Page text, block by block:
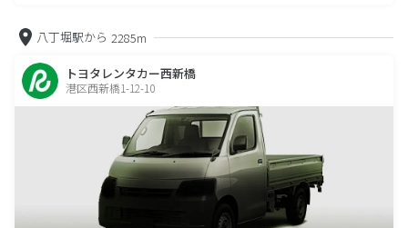
八丁堀駅から 2285m
トヨタレンタカー西新橋
港区西新橋1-12-10